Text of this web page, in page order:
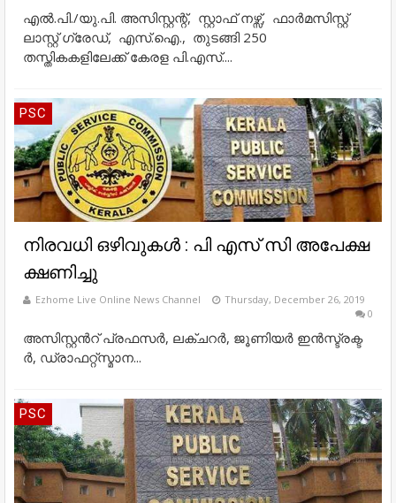
എല്‍.പി./യു.പി. അസിസ്റ്റന്റ്, സ്റ്റാഫ് നഴ്സ്, ഫാര്‍മസിസ്റ്റ്
ലാസ്റ്റ് ഗ്രേഡ്, എസ്.ഐ., തുടങ്ങി 250
തസ്തികകളിലേക്ക് കേരള പി.എസ്....
PSC
നിരവധി ഒഴിവുകള്‍ : പി എസ് സി അപേക്ഷ
ക്ഷണിച്ചു
Ezhome Live Online News Channel
Thursday, December 26, 2019
0
അ​​​സി​​​സ്റ്റ​​​ന്‍റ് പ്ര​​​ഫ​​​സ​​​ര്‍, ല​​​ക്ച​​​റ​​​ര്‍, ജൂ​​​ണി​​​യ​​​ര്‍ ഇ​​​ന്‍​​​സ്ട്ര​​​ക്ട​​​
ര്‍, ഡ്രാ​​​ഫ​​​റ്റ്സ്മാ​​​ന...
PSC